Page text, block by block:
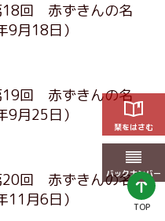
栞をはさむ
バックナンバー
18回 赤ずきんの名
9月18日）
19回 赤ずきんの名
9月25日）
20回 赤ずきんの名
11月6日） TOP